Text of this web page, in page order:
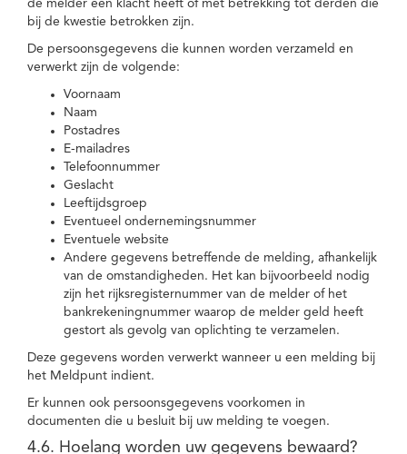
de melder een klacht heeft of met betrekking tot derden die
bij de kwestie betrokken zijn.
De persoonsgegevens die kunnen worden verzameld en
verwerkt zijn de volgende:
Voornaam
Naam
Postadres
E-mailadres
Telefoonnummer
Geslacht
Leeftijdsgroep
Eventueel ondernemingsnummer
Eventuele website
Andere gegevens betreffende de melding, afhankelijk
van de omstandigheden. Het kan bijvoorbeeld nodig
zijn het rijksregisternummer van de melder of het
bankrekeningnummer waarop de melder geld heeft
gestort als gevolg van oplichting te verzamelen.
Deze gegevens worden verwerkt wanneer u een melding bij
het Meldpunt indient.
Er kunnen ook persoonsgegevens voorkomen in
documenten die u besluit bij uw melding te voegen.
4.6. Hoelang worden uw gegevens bewaard?